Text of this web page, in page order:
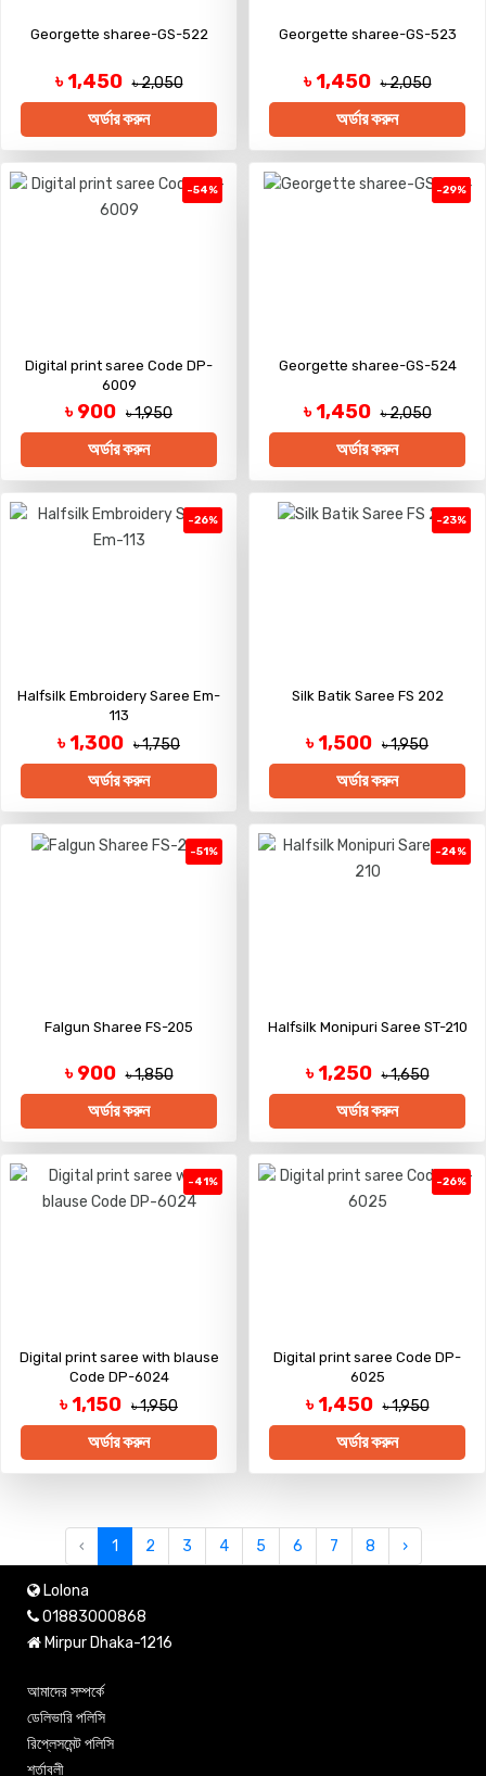
Georgette sharee-GS-522
৳ 1,450 ৳ 2,050
অর্ডার করুন
Georgette sharee-GS-523
৳ 1,450 ৳ 2,050
অর্ডার করুন
-54%
Digital print saree Code DP-
6009
৳ 900 ৳ 1,950
অর্ডার করুন
-29%
Georgette sharee-GS-524
৳ 1,450 ৳ 2,050
অর্ডার করুন
-26%
Halfsilk Embroidery Saree Em-
113
৳ 1,300 ৳ 1,750
অর্ডার করুন
-23%
Silk Batik Saree FS 202
৳ 1,500 ৳ 1,950
অর্ডার করুন
-51%
Falgun Sharee FS-205
৳ 900 ৳ 1,850
অর্ডার করুন
-24%
Halfsilk Monipuri Saree ST-210
৳ 1,250 ৳ 1,650
অর্ডার করুন
-41%
Digital print saree with blause
Code DP-6024
৳ 1,150 ৳ 1,950
অর্ডার করুন
-26%
Digital print saree Code DP-
6025
৳ 1,450 ৳ 1,950
অর্ডার করুন
‹ 1 2 3 4 5 6 7 8 ›
Lolona
01883000868
Mirpur Dhaka-1216
আমাদের সম্পর্কে
ডেলিভারি পলিসি
রিপ্লেসমেন্ট পলিসি
শর্তাবলী